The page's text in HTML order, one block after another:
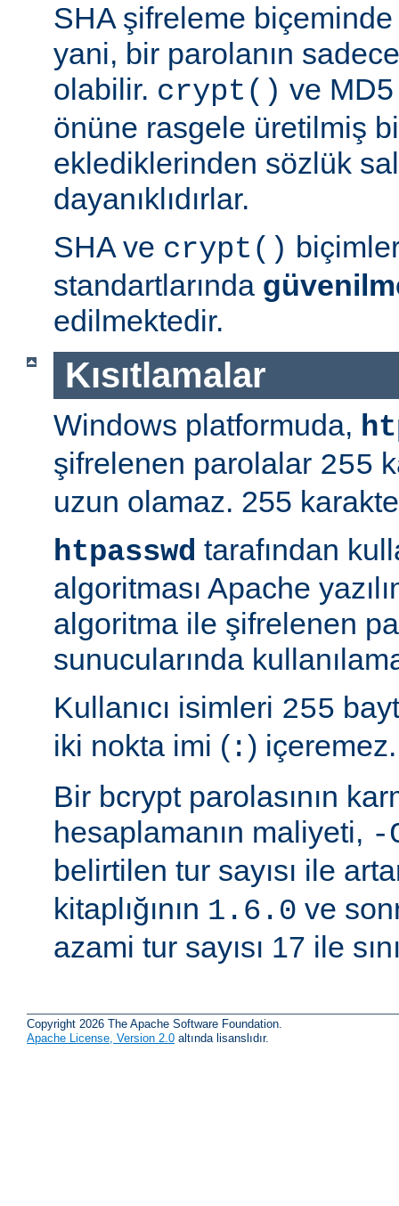
SHA şifreleme
yani, bir parolanın
olabilir. crypt() ve
önüne rasgele üretilmiş
eklediklerinden sözlük
dayanıklıdırlar.
SHA ve crypt()
standartlarında
edilmektedir.
Kısıtlamalar
Windows platformuda,
şifrelenen parolalar 255
uzun olamaz. 255
htpasswd tarafından
algoritması Apache
algoritma ile şifrelenen
sunucularında
Kullanıcı isimleri 255
iki nokta imi ( :) içeremez.
Bir bcrypt parolasının
hesaplamanın maliyeti, -
belirtilen tur sayısı ile
kitaplığının 1.6.0 ve
azami tur sayısı 17 ile
Copyright 2026 The Apache Software Foundation.
Apache License, Version 2.0 altında lisanslıdır.